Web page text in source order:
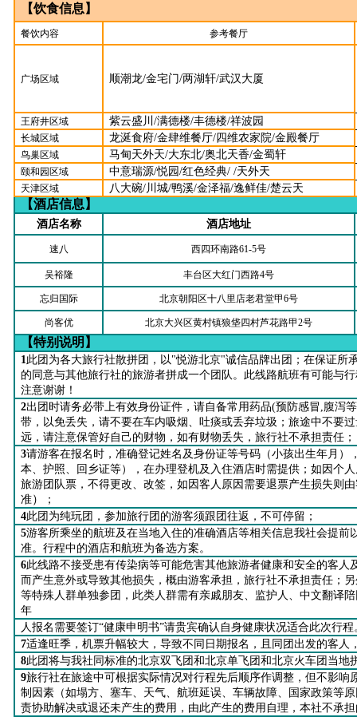
【饮食信息】
餐饮内容 参考餐厅
广场区域 顺潮龙/金宅门/两湖轩/武汉大厦
王府井区域 紫云盛川/满德楼/丰德楼/祥波园
长城区域 龙涎食府/金肆维餐厅/四维农家院/金殿餐厅
鸟巢区域 马甸天外天/大东北/奥北天香/金蜀轩
颐和园区域 中意瑞源/悦园/红色经典/ /天外天
天津区域 八大碗/川城/鸭溪/金泽福/逸鲜佳/楚云天
【酒店信息 】
酒店名称 酒店地址
速八 西四环南路61-5号
吴裕隆 丰台区大红门西路4号
忘归国际 北京朝阳区十八里店老君堂甲6号
尚客优 北京大兴区黄村镇狼垡四村芦花路甲2号
【特别说明】
1 此团为各大旅行社散拼团，以"悦游北京"诚信品牌出团；在保证所
的同意与其他旅行社的旅游者拼成一个团队。此线路航班有可能与
注意谢谢！
2出团时请务必带上有效身份证件，请自备常用药品(预防感冒,腹泻
带，以免丢失，请不要在车内吸烟、吐痰或丢弃垃圾；旅途中不要
远，请注意保管好自己的财物，如有财物丢失，旅行社不承担责任；
3请游客在报名时，准确登记姓名及身份证等号码（小孩出生年月
本、护照、回乡证等），在办理登机及入住酒店时需提供；如因个
旅游团队票，不得更改、改签，如因客人原因需要退票产生损失则
准）
；
4此团为纯玩团，参加旅行团的游客须跟团往返，不可停留；
5游客所乘坐的航班及在当地入住的准确酒店等相关信息我社会提
准。行程中的酒店和航班为备选方案。
6此线路不接受患有传染病等可能危害其他旅游者健康和安全的客人
而产生意外或导致其他损失，概由游客承担，旅行社不承担责任；
等特殊人群单独参团，此类人群需有亲戚朋友、监护人、中文翻译
年
人报名需要签订“健康申明书”请贵宾确认自身健康状况适合此次行程
7适逢旺季，机票升幅较大，导致不同日期报名，且同团出发的客人
8此团将与我社同标准的北京双飞团和北京单飞团和北京火车团当地
9旅行社在旅途中可根据实际情况对行程先后顺序作调整，但不影响
制因素（如塌方、塞车、天气、航班延误、车辆故障、国家政策等
责协助解决或退还未产生的费用，由此产生的费用自理，本社不承